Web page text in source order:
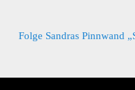
Folge Sandras Pinnwand